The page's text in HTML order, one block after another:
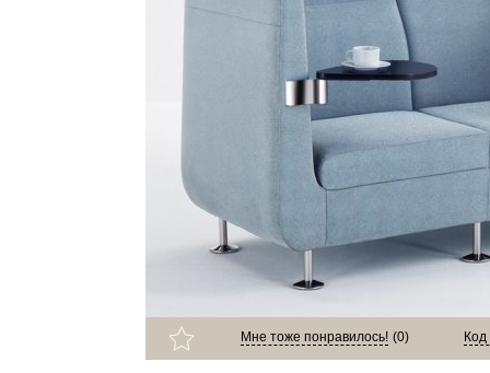
Мне тоже понравилось! (0) Код